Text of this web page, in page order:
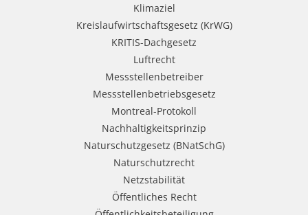
Klimaziel
Kreislaufwirtschaftsgesetz (KrWG)
KRITIS-Dachgesetz
Luftrecht
Messstellenbetreiber
Messstellenbetriebsgesetz
Montreal-Protokoll
Nachhaltigkeitsprinzip
Naturschutzgesetz (BNatSchG)
Naturschutzrecht
Netzstabilität
Öffentliches Recht